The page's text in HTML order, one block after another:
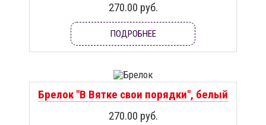
270.00 руб.
ПОДРОБНЕЕ
Брелок "В Вятке свои порядки", белый
270.00 руб.